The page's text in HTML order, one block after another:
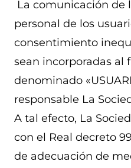
La comunicación de
personal de los
consentimiento
sean incorporadas al
denominado
responsable La
A tal efecto, La
con el Real decreto
de adecuación de